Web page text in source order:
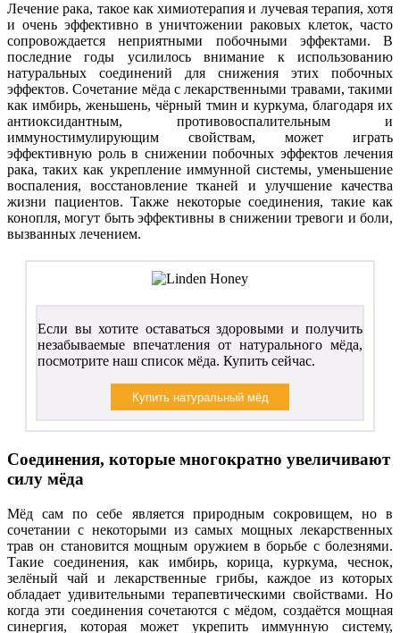
Лечение рака, такое как химиотерапия и лучевая терапия, хотя
и очень эффективно в уничтожении раковых клеток, часто
сопровождается неприятными побочными эффектами. В
последние годы усилилось внимание к использованию
натуральных соединений для снижения этих побочных
эффектов. Сочетание мёда с лекарственными травами, такими
как имбирь, женьшень, чёрный тмин и куркума, благодаря их
антиоксидантным, противовоспалительным и
иммуностимулирующим свойствам, может играть
эффективную роль в снижении побочных эффектов лечения
рака, таких как укрепление иммунной системы, уменьшение
воспаления, восстановление тканей и улучшение качества
жизни пациентов. Также некоторые соединения, такие как
конопля, могут быть эффективны в снижении тревоги и боли,
вызванных лечением.
Если вы хотите оставаться здоровыми и получить
незабываемые впечатления от натурального мёда,
посмотрите наш список мёда. Купить сейчас.
Соединения, которые многократно увеличивают
силу мёда
Мёд сам по себе является природным сокровищем, но в
сочетании с некоторыми из самых мощных лекарственных
трав он становится мощным оружием в борьбе с болезнями.
Такие соединения, как имбирь, корица, куркума, чеснок,
зелёный чай и лекарственные грибы, каждое из которых
обладает удивительными терапевтическими свойствами. Но
когда эти соединения сочетаются с мёдом, создаётся мощная
синергия, которая может укрепить иммунную систему,